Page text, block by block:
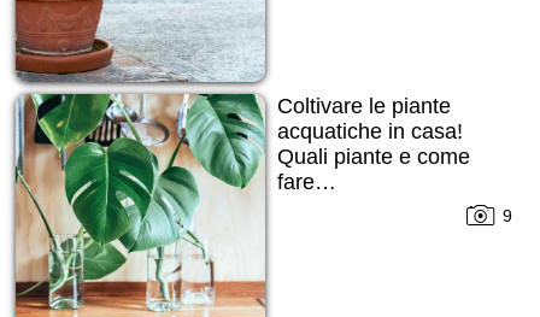
Coltivare le piante
acquatiche in casa!
Quali piante e come
fare…
9